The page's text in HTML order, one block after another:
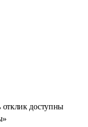
доступны